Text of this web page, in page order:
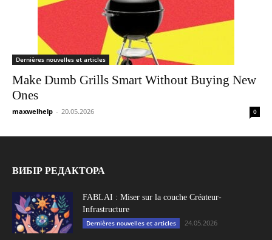
Dernières nouvelles et articles
Make Dumb Grills Smart Without Buying New
Ones
maxwelhelp - 20.05.2026 0
ВИБІР РЕДАКТОРА
FABLAI : Miser sur la couche Créateur-
Infrastructure
Dernières nouvelles et articles 24.05.2026